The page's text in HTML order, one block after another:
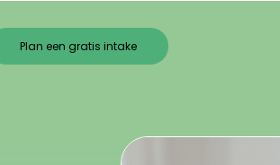
Plan een gratis intake